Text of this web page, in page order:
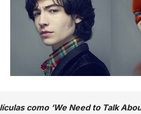
como ‘We Need to Talk